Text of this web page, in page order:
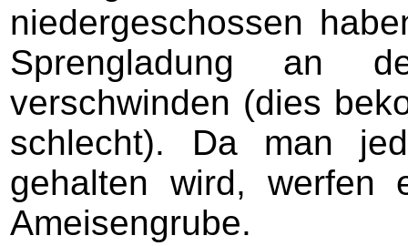
niedergeschossen
Sprengladung an
verschwinden (dies
schlecht). Da man
gehalten wird, werfen
Ameisengrube.